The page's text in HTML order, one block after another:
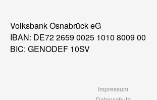
Volksbank Osnabrück eG
IBAN: DE72 2659 0025 1010 8009 00
BIC: GENODEF 10SV
Impressum